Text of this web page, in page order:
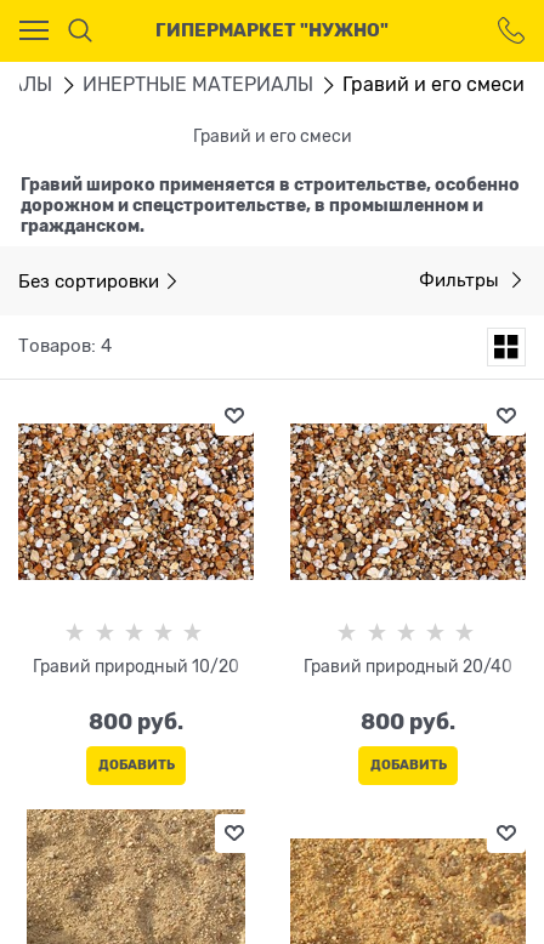
ГИПЕРМАРКЕТ "НУЖНО"
ИНЕРТНЫЕ МАТЕРИАЛЫ Гравий и его смеси
Гравий и его смеси
Гравий широко применяется в строительстве, особенно
дорожном и спецстроительстве, в промышленном и
гражданском.
Без сортировки Фильтры
Товаров: 4
Гравий природный 10/20
800 руб.
ДОБАВИТЬ
Гравий природный 20/40
800 руб.
ДОБАВИТЬ
Ваш город - Москва,
угадали?
ДА НЕТ